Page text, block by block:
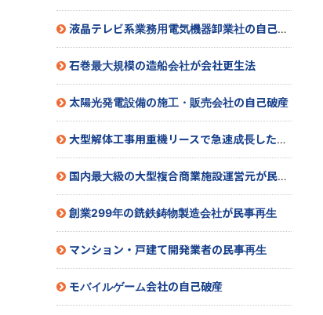
液晶テレビ系業務用電気機器卸業社の自己破産
石巻最大規模の造船会社が会社更生法
太陽光発電設備の施工・販売会社の自己破産
大型解体工事用重機リースで急速成長した会社が民事再生
国内最大級の大型複合商業施設運営元が民事再生
創業299年の銑鉄鋳物製造会社が民事再生
マンション・戸建て開発業者の民事再生
モバイルゲーム会社の自己破産